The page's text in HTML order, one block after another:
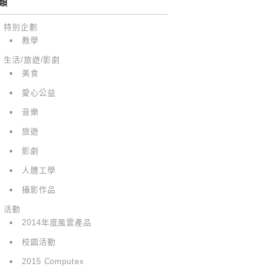
特別企劃
教學
生活/旅遊/影劇
美食
愛心公益
音樂
旅遊
影劇
人體工學
攝影作品
活動
2014年度風雲產品
校園活動
2015 Computex